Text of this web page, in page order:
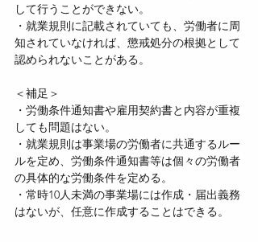
して行うことができない。
・就業規則に記載されていても、労働者に周
知されていなければ、懲戒処分の根拠として
認められないことがある。
＜補足＞
・労働条件通知書や雇用契約書と内容が重複
しても問題はない。
・就業規則は事業場の労働者に共通するルー
ルを定め、労働条件通知書等は個々の労働者
の具体的な労働条件を定める。
・常時10人未満の事業場には作成・届出義務
はないが、任意に作成することはできる。